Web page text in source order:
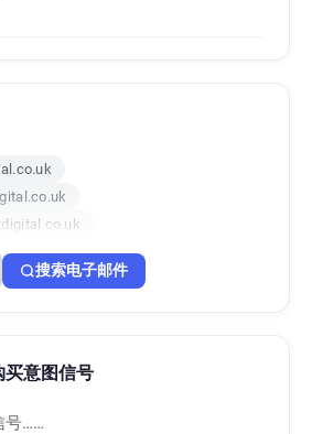
搜索电子邮件
意图信号
号……